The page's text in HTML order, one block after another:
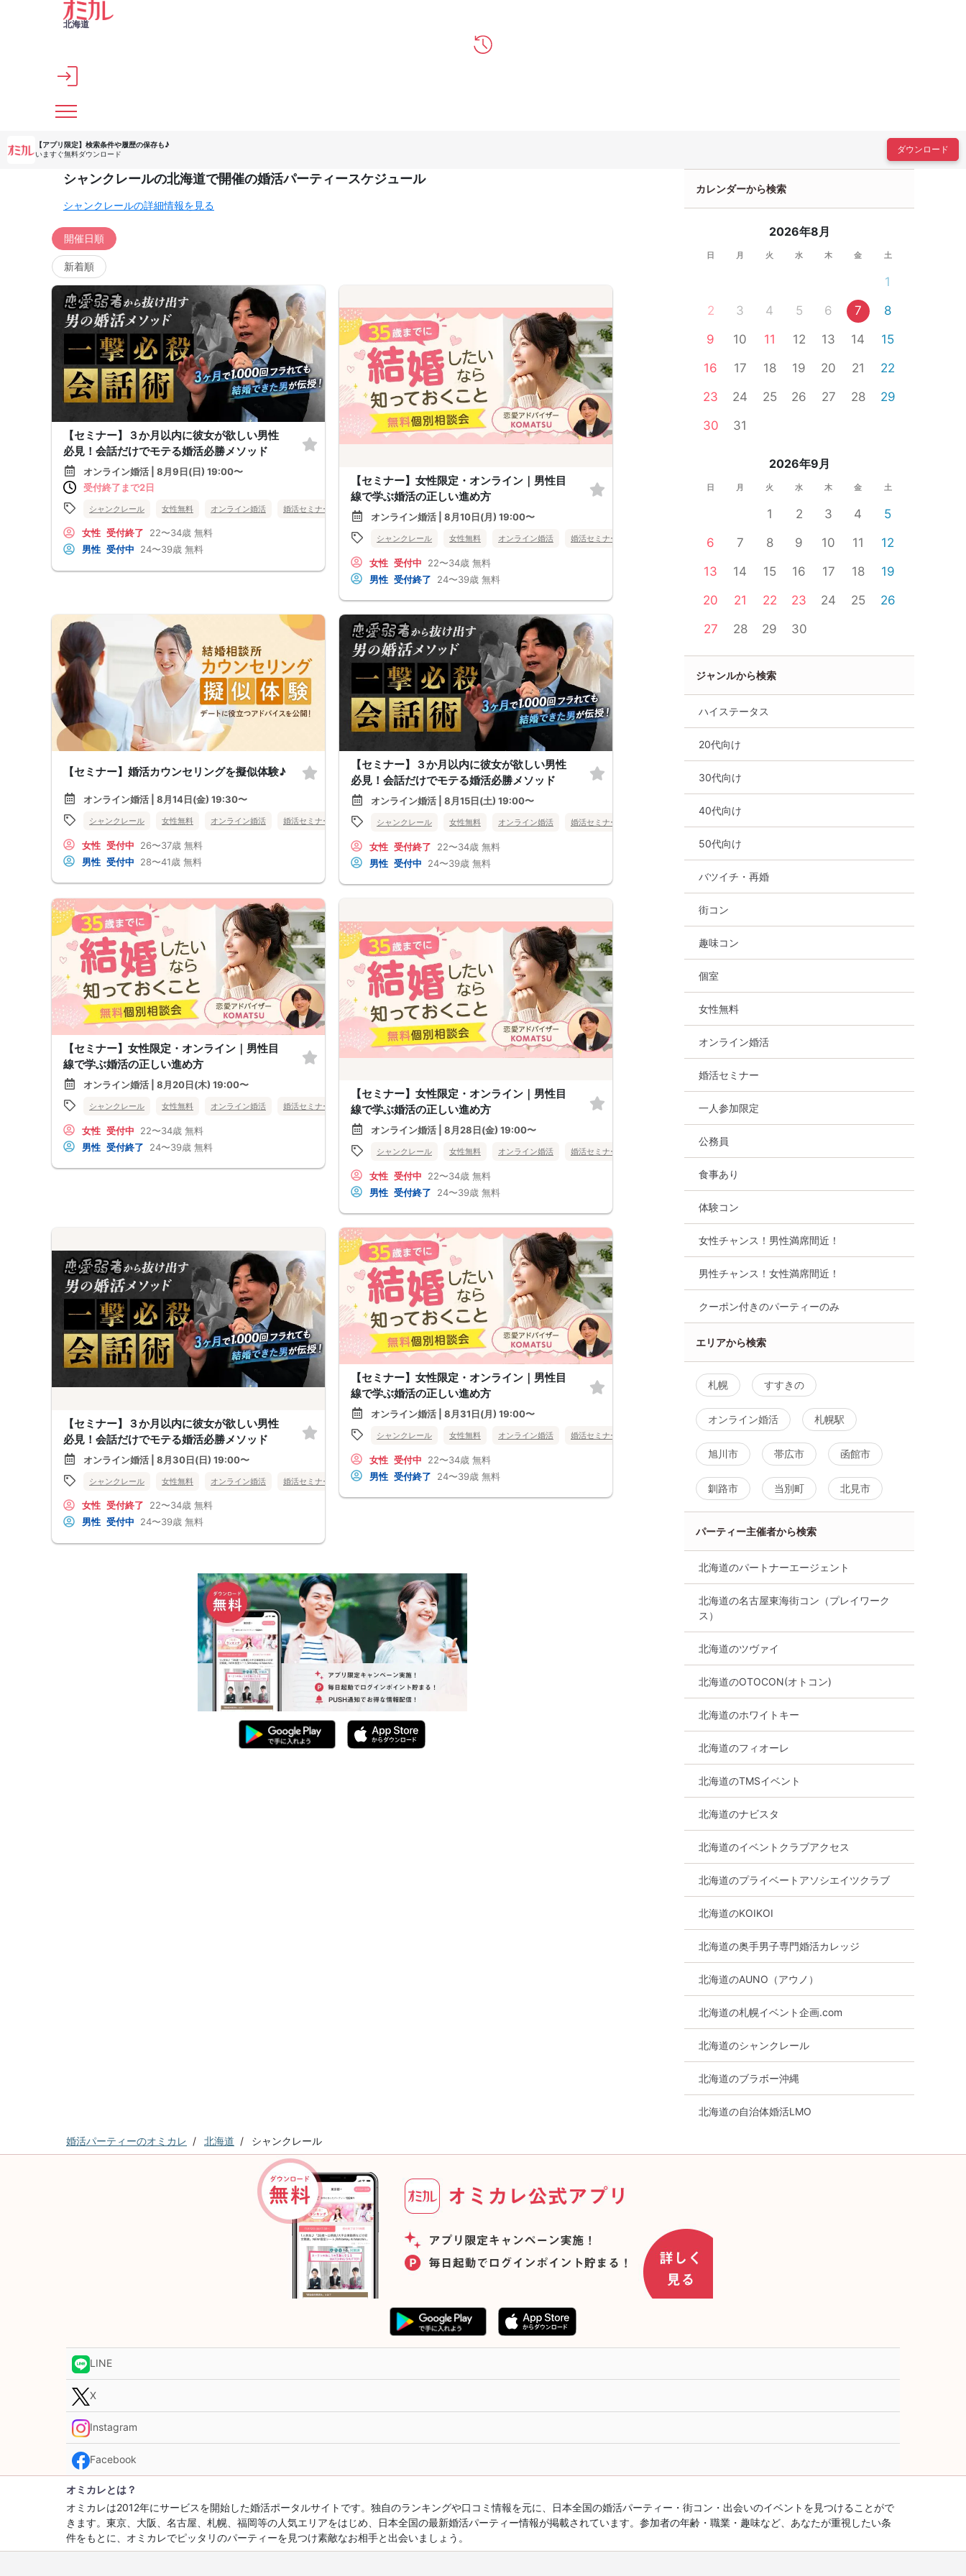
メインコンテンツへスキップ
北海道
【アプリ限定】 検索条件や履歴の保存も♪
いますぐ無料ダウンロード
ダウンロード
シャンクレールの北海道で開催の婚活パーティースケジュール
シャンクレールの詳細情報を見る
開催日順
新着順
【セミナー】３か月以内に彼女が欲しい男性
必見！会話だけでモテる婚活必勝メソッド
オンライン婚活 | 8月9日(日) 19:00〜
受付終了まで2日
シャンクレール 女性無料 オンライン婚活 婚活セミナー 北海道
女性 受付終了 22〜34歳 無料
男性 受付中 24〜39歳 無料
【セミナー】女性限定・オンライン｜男性目
線で学ぶ婚活の正しい進め方
オンライン婚活 | 8月10日(月) 19:00〜
シャンクレール 女性無料 オンライン婚活 婚活セミナー
女性 受付中 22〜34歳 無料
男性 受付終了 24〜39歳 無料
【セミナー】婚活カウンセリングを擬似体験♪
オンライン婚活 | 8月14日(金) 19:30〜
シャンクレール 女性無料 オンライン婚活 婚活セミナー 北海道
女性 受付中 26〜37歳 無料
男性 受付中 28〜41歳 無料
【セミナー】３か月以内に彼女が欲しい男性
必見！会話だけでモテる婚活必勝メソッド
オンライン婚活 | 8月15日(土) 19:00〜
シャンクレール 女性無料 オンライン婚活 婚活セミナー
女性 受付終了 22〜34歳 無料
男性 受付中 24〜39歳 無料
【セミナー】女性限定・オンライン｜男性目
線で学ぶ婚活の正しい進め方
オンライン婚活 | 8月20日(木) 19:00〜
シャンクレール 女性無料 オンライン婚活 婚活セミナー 北海道
女性 受付中 22〜34歳 無料
男性 受付終了 24〜39歳 無料
【セミナー】女性限定・オンライン｜男性目
線で学ぶ婚活の正しい進め方
オンライン婚活 | 8月28日(金) 19:00〜
シャンクレール 女性無料 オンライン婚活 婚活セミナー
女性 受付中 22〜34歳 無料
男性 受付終了 24〜39歳 無料
【セミナー】３か月以内に彼女が欲しい男性
必見！会話だけでモテる婚活必勝メソッド
オンライン婚活 | 8月30日(日) 19:00〜
シャンクレール 女性無料 オンライン婚活 婚活セミナー 北海道
女性 受付終了 22〜34歳 無料
男性 受付中 24〜39歳 無料
【セミナー】女性限定・オンライン｜男性目
線で学ぶ婚活の正しい進め方
オンライン婚活 | 8月31日(月) 19:00〜
シャンクレール 女性無料 オンライン婚活 婚活セミナー
女性 受付中 22〜34歳 無料
男性 受付終了 24〜39歳 無料
カレンダーから検索
2026年8月
日 月 火 水 木 金 土
1
2
3 4 5 6 7
8
9
10 11 12 13 14
15
16
17 18 19 20 21
22
23
24 25 26 27 28
29
30
31
2026年9月
日 月 火 水 木 金 土
1 2 3 4
5
6
7 8 9 10 11
12
13
14 15 16 17 18
19
20
21 22 23 24 25
26
27
28 29 30
ジャンルから検索
ハイステータス
20代向け
30代向け
40代向け
50代向け
バツイチ・再婚
街コン
趣味コン
個室
女性無料
オンライン婚活
婚活セミナー
一人参加限定
公務員
食事あり
体験コン
女性チャンス！男性満席間近！
男性チャンス！女性満席間近！
クーポン付きのパーティーのみ
エリアから検索
札幌 すすきの
オンライン婚活 札幌駅
旭川市 帯広市 函館市
釧路市 当別町 北見市
パーティー主催者から検索
北海道のパートナーエージェント
北海道の名古屋東海街コン（プレイワーク
ス）
北海道のツヴァイ
北海道のOTOCON(オトコン)
北海道のホワイトキー
北海道のフィオーレ
北海道のTMSイベント
北海道のナビスタ
北海道のイベントクラブアクセス
北海道のプライベートアソシエイツクラブ
北海道のKOIKOI
北海道の奥手男子専門婚活カレッジ
北海道のAUNO（アウノ）
北海道の札幌イベント企画.com
北海道のシャンクレール
北海道のブラボー沖縄
北海道の自治体婚活LMO
婚活パーティーのオミカレ 北海道 シャンクレール
LINE
X
Instagram
Facebook
オミカレとは？
オミカレは2012年にサービスを開始した婚活ポータルサイトです。独自のランキングや口コミ情報を元に、日本全国の婚活パーティー・街コン・出会いのイベントを見つけることがで
きます。東京、大阪、名古屋、札幌、福岡等の人気エリアをはじめ、日本全国の最新婚活パーティー情報が掲載されています。参加者の年齢・職業・趣味など、あなたが重視したい条
件をもとに、オミカレでピッタリのパーティーを見つけ素敵なお相手と出会いましょう。